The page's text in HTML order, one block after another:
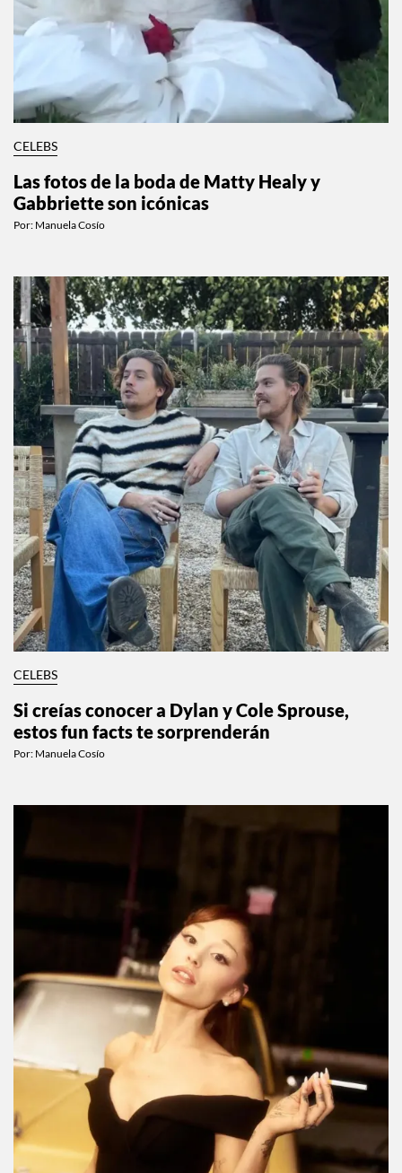
CELEBS
Las fotos de la boda de Matty Healy y
Gabbriette son icónicas
Por: Manuela Cosío
CELEBS
Si creías conocer a Dylan y Cole Sprouse,
estos fun facts te sorprenderán
Por: Manuela Cosío